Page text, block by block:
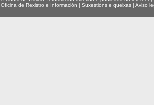
Oficina de Rexistro e Información | Suxestións e queixas | Aviso